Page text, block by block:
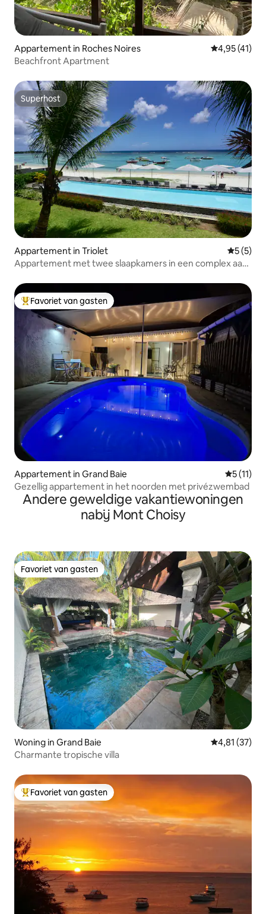
Appartement in Roches Noires Gemiddelde
4,95 (41)
Beachfront Apartment
Superhost
Superhost
Appartement in Triolet
5 (5)
Appartement met twee slaapkamers in een complex aan
Topfavoriet van gasten
Favoriet van gasten
Appartement in Grand Baie
5 (11)
Gezellig appartement in het noorden met privézwembad
Andere geweldige vakantiewoningen
nabij Mont Choisy
Favoriet van gasten
Favoriet van gasten
Woning in Grand Baie Gemiddelde
4,81 (37)
Charmante tropische villa
Topfavoriet van gasten
Favoriet van gasten